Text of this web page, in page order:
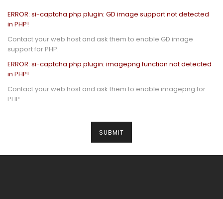
ERROR: si-captcha.php plugin: GD image support not detected
in PHP!
Contact your web host and ask them to enable GD image
support for PHP.
ERROR: si-captcha.php plugin: imagepng function not detected
in PHP!
Contact your web host and ask them to enable imagepng for
PHP.